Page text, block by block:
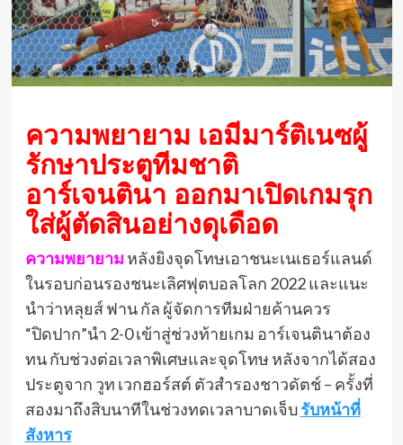
ความพยายาม เอมีมาร์ติเนซผู้
รักษาประตูทีมชาติ
อาร์เจนตินา ออกมาเปิดเกมรุก
ใส่ผู้ตัดสินอย่างดุเดือด
ความพยายาม หลังยิงจุดโทษเอาชนะเนเธอร์แลนด์
ในรอบก่อนรองชนะเลิศฟุตบอลโลก 2022 และแนะ
นําว่าหลุยส์ ฟาน กัล ผู้จัดการทีมฝ่ายค้านควร
“ปิดปาก”นํา 2-0 เข้าสู่ช่วงท้ายเกม อาร์เจนตินาต้อง
ทน กับช่วงต่อเวลาพิเศษและจุดโทษ หลังจากได้สอง
ประตูจาก วูท เวกฮอร์สต์ ตัวสํารองชาวดัตช์ – ครั้งที่
สองมาถึงสิบนาทีในช่วงทดเวลาบาดเจ็บรับหน้าที่
สังหาร